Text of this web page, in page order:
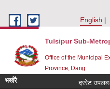
English
Tulsipur Sub-
Office of the Municipal
Province, Dang
भर्खरै दररेट उपलब्ध